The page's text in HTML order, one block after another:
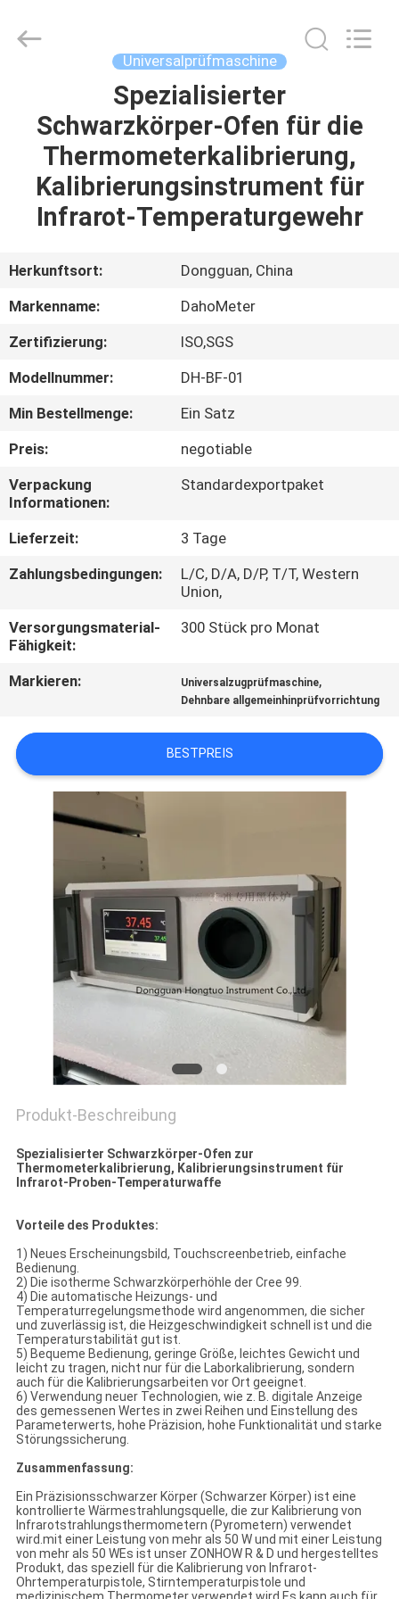
PRODUKTE
ÜBER
FABRIK-
QUALITÄTSKONTROLLE
TRETEN
SIE
MIT
UNS
IN
VERBINDUNG
FORDERN
SIE
ZITAT
SITEMAP
PRIVACY
POLICY
2018
Guangdong Hongtuo Instrument Technology Co.,Ltd.
Developed
Universalprüfmaschine
Spezialisierter
Schwarzkörper-Ofen für die
Thermometerkalibrierung,
Kalibrierungsinstrument für
Infrarot-Temperaturgewehr
Herkunftsort:
Dongguan, China
Markenname:
DahoMeter
Zertifizierung:
ISO,SGS
Modellnummer:
DH-BF-01
Min Bestellmenge:
Ein Satz
Preis:
negotiable
Verpackung
Informationen:
Standardexportpaket
Lieferzeit:
3 Tage
Zahlungsbedingungen:
L/C, D/A, D/P, T/T, Western
Union,
Versorgungsmaterial-
Fähigkeit:
300 Stück pro Monat
Markieren: Universalzugprüfmaschine,
Dehnbare allgemeinhinprüfvorrichtung
BESTPREIS
Produkt-Beschreibung
Spezialisierter Schwarzkörper-Ofen zur
Thermometerkalibrierung, Kalibrierungsinstrument für
Infrarot-Proben-Temperaturwaffe
Vorteile des Produktes:
1) Neues Erscheinungsbild, Touchscreenbetrieb, einfache
Bedienung.
2) Die isotherme Schwarzkörperhöhle der Cree 99.
4) Die automatische Heizungs- und
Temperaturregelungsmethode wird angenommen, die sicher
und zuverlässig ist, die Heizgeschwindigkeit schnell ist und die
Temperaturstabilität gut ist.
5) Bequeme Bedienung, geringe Größe, leichtes Gewicht und
leicht zu tragen, nicht nur für die Laborkalibrierung, sondern
auch für die Kalibrierungsarbeiten vor Ort geeignet.
6) Verwendung neuer Technologien, wie z. B. digitale Anzeige
des gemessenen Wertes in zwei Reihen und Einstellung des
Parameterwerts, hohe Präzision, hohe Funktionalität und starke
Störungssicherung.
Zusammenfassung:
Ein Präzisionsschwarzer Körper (Schwarzer Körper) ist eine
kontrollierte Wärmestrahlungsquelle, die zur Kalibrierung von
Infrarotstrahlungsthermometern (Pyrometern) verwendet
wird.mit einer Leistung von mehr als 50 W und mit einer Leistung
von mehr als 50 WEs ist unser ZONHOW R & D und hergestelltes
Produkt, das speziell für die Kalibrierung von Infrarot-
Ohrtemperaturpistole, Stirntemperaturpistole und